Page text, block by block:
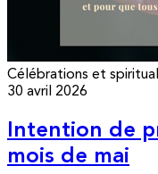
Célébrations et
30 avril 2026
Intention de
mois de mai